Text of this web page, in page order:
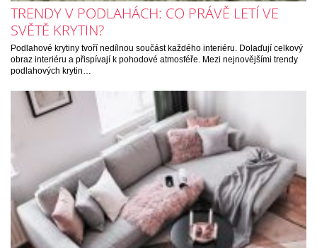
TRENDY V PODLAHÁCH: CO PRÁVĚ LETÍ VE
SVĚTĚ KRYTIN?
Podlahové krytiny tvoří nedílnou součást každého interiéru. Dolaďují celkový
obraz interiéru a přispívají k pohodové atmosféře. Mezi nejnovějšími trendy
podlahových krytin…